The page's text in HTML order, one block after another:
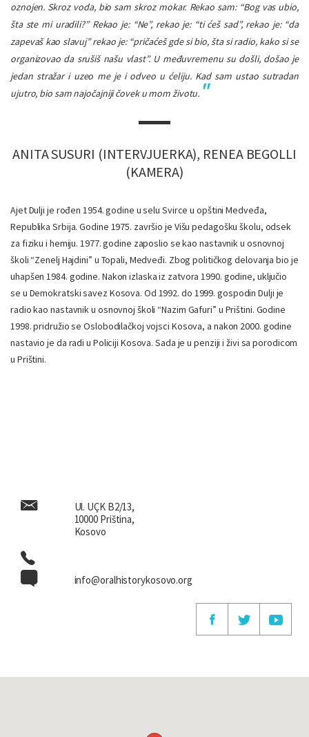
oznojen. Skroz voda, bio sam skroz mokar. Rekao sam: “Bog vas ubio,
šta ste mi uradili?” Rekao je: “Ne”, rekao je: “ti ćeš sad”, rekao je: “da
zapevaš kao slavuj” rekao je: “pričaćeš gde si bio, šta si radio, kako si se
organizovao da srušiš našu vlast”. U međuvremenu su došli, došao je
jedan stražar i uzeo me je i odveo u ćeliju. Kad sam ustao sutradan
ujutro, bio sam najočajniji čovek u mom životu.
ANITA SUSURI (INTERVJUERKA), RENEA BEGOLLI
(KAMERA)
Ajet Dulji je rođen 1954. godine u selu Svirce u opštini Medveđa,
Republika Srbija. Godine 1975. završio je Višu pedagošku školu, odsek
za fiziku i hemiju. 1977. godine zaposlio se kao nastavnik u osnovnoj
školi “Zenelj Hajdini” u Topali, Medveđi. Zbog političkog delovanja bio je
uhapšen 1984. godine. Nakon izlaska iz zatvora 1990. godine, uključio
se u Demokratski savez Kosova. Od 1992. do 1999. gospodin Dulji je
radio kao nastavnik u osnovnoj školi “Nazim Gafuri” u Prištini. Godine
1998. pridružio se Oslobodilačkoj vojsci Kosova, a nakon 2000. godine
nastavio je da radi u Policiji Kosova. Sada je u penziji i živi sa porodicom
u Prištini.
Ul. UÇK B2/13,
10000 Priština,
Kosovo
info@oralhistorykosovo.org